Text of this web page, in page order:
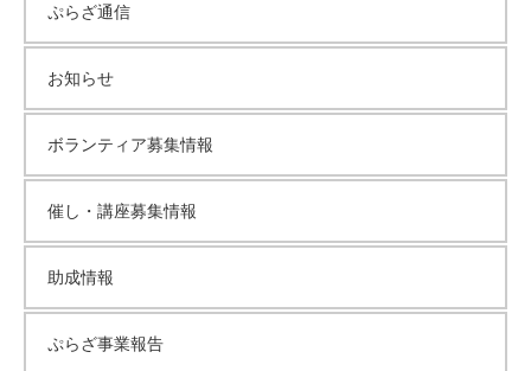
ぷらざ通信
お知らせ
ボランティア募集情報
催し・講座募集情報
助成情報
ぷらざ事業報告